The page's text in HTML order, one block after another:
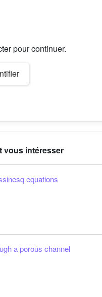
pour continuer.
vous intéresser
equations
a porous channel